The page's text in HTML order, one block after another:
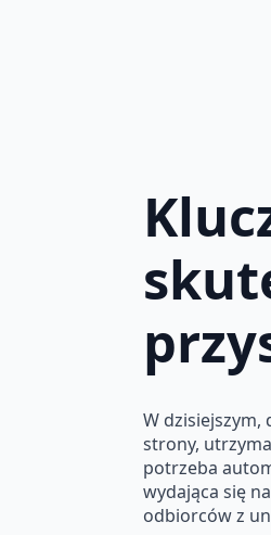
W
strony,
potrzeba
wydająca się
odbiorców z